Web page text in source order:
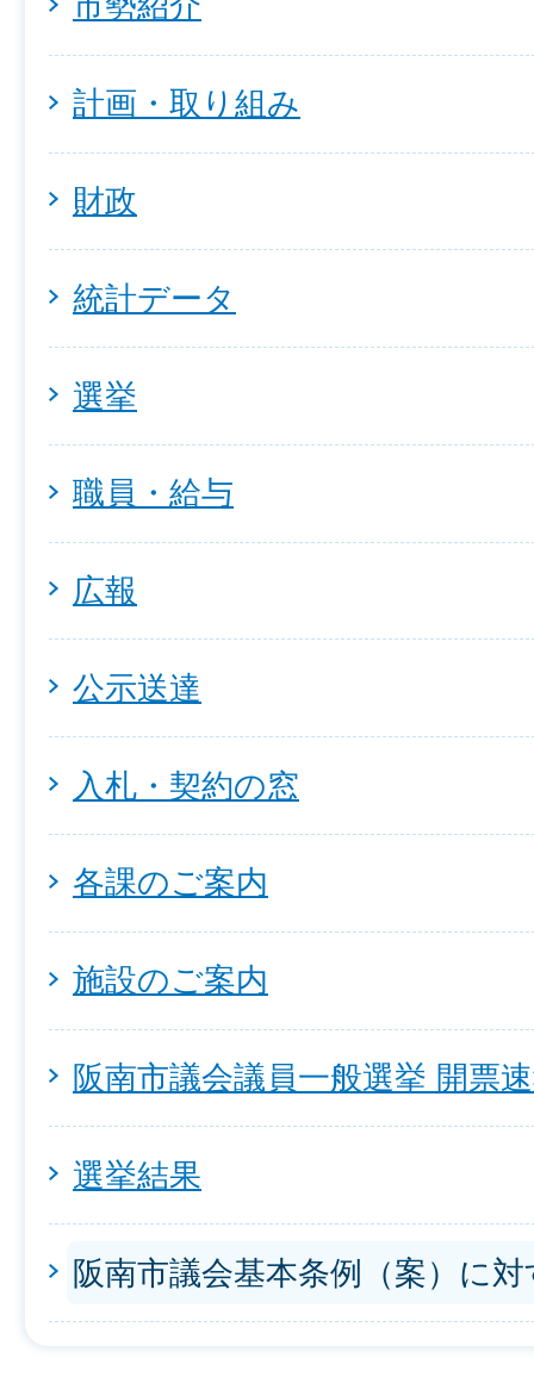
計画・取り組み
財政
統計データ
選挙
職員・給与
広報
公示送達
入札・契約の窓
各課のご案内
施設のご案内
阪南市議会議員一般選挙 開票
選挙結果
阪南市議会基本条例（案）に